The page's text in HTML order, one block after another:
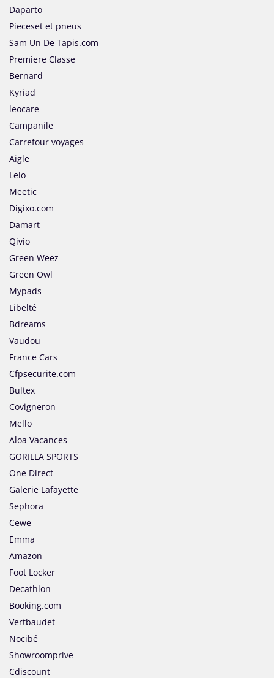
Daparto
Pieceset et pneus
Sam Un De Tapis.com
Premiere Classe
Bernard
Kyriad
leocare
Campanile
Carrefour voyages
Aigle
Lelo
Meetic
Digixo.com
Damart
Qivio
Green Weez
Green Owl
Mypads
Libelté
Bdreams
Vaudou
France Cars
Cfpsecurite.com
Bultex
Covigneron
Mello
Aloa Vacances
GORILLA SPORTS
One Direct
Galerie Lafayette
Sephora
Cewe
Emma
Amazon
Foot Locker
Decathlon
Booking.com
Vertbaudet
Nocibé
Showroomprive
Cdiscount